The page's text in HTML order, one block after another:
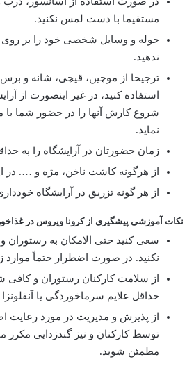
مستقیما با دست لمس نکنید.
حوله و وسایل شخصی خود را بر روی
ندهید.
ترجیحا از موچین، قیچی، شانه و
استفاده کنید، در غیر اینصورت از
شروع کارش آنها را در حضور شما با
نماید.
زمان حضورتان در آرایشگاه را به
از هرگونه کاشت ناخن، مژه و …. در
از هر گونه تزریق در آرایشگاه
نکات آموزشی پیشگیری از کرونا ویروس در
سعی کنید حتی الامکان به رستوران
نکنید. در صورت اضطرار حتماً موارد
از سلامت کارکنان رستوران و
حداقل علایم سرماخوردگی یا
از پذیرش و مدیریت در مورد
توسط کارکنان و نیز گندزدایی مکرر
مطمئن شوید.